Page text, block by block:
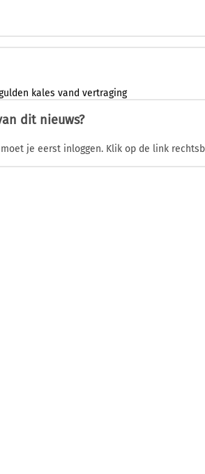
kales vand vertraging
dit nieuws?
je eerst inloggen. Klik op de link